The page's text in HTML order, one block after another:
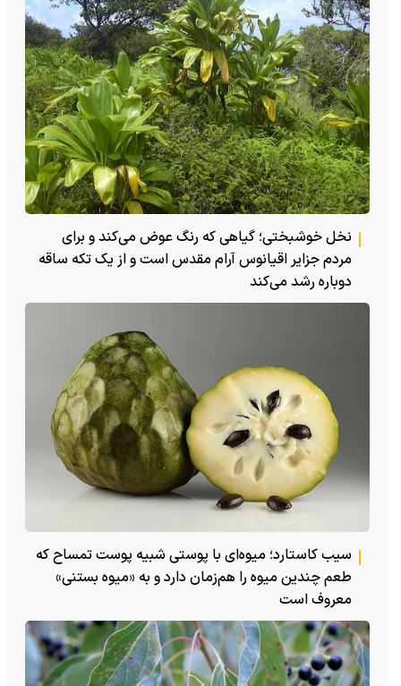
نخل خوشبختی؛ گیاهی که رنگ عوض می‌کند و برای
مردم جزایر اقیانوس آرام مقدس است و از یک تکه ساقه
دوباره رشد می‌کند
سیب کاستارد؛ میوه‌ای با پوستی شبیه پوست تمساح که
طعم چندین میوه را هم‌زمان دارد و به «میوه بستنی»
معروف است